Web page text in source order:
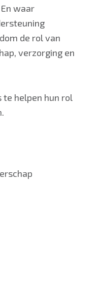
waar
de rol van
verzorging en
te helpen hun rol